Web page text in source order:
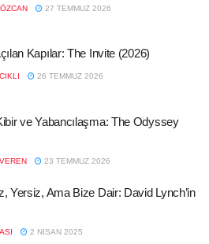
27 TEMMUZ 2026
Kapılar: The Invite (2026)
26 TEMMUZ 2026
ve Yabancılaşma: The Odyssey
23 TEMMUZ 2026
Yersiz, Ama Bize Dair: David Lynch’in
2 NISAN 2025